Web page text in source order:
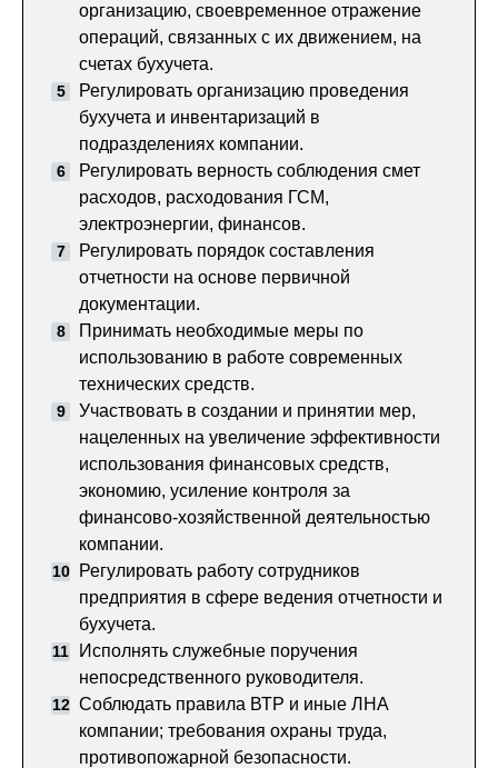
организацию, своевременное отражение
операций, связанных с их движением, на
счетах бухучета.
Регулировать организацию проведения
бухучета и инвентаризаций в
подразделениях компании.
Регулировать верность соблюдения смет
расходов, расходования ГСМ,
электроэнергии, финансов.
Регулировать порядок составления
отчетности на основе первичной
документации.
Принимать необходимые меры по
использованию в работе современных
технических средств.
Участвовать в создании и принятии мер,
нацеленных на увеличение эффективности
использования финансовых средств,
экономию, усиление контроля за
финансово-хозяйственной деятельностью
компании.
Регулировать работу сотрудников
предприятия в сфере ведения отчетности и
бухучета.
Исполнять служебные поручения
непосредственного руководителя.
Соблюдать правила ВТР и иные ЛНА
компании; требования охраны труда,
противопожарной безопасности.